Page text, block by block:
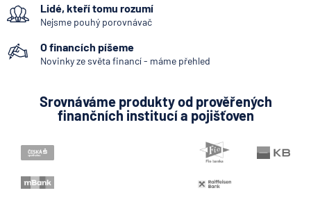
Lidé, kteří tomu rozumí
Nejsme pouhý porovnávač
O financích píšeme
Novinky ze světa financí - máme přehled
Srovnáváme produkty od prověřených
finančních institucí a pojišťoven